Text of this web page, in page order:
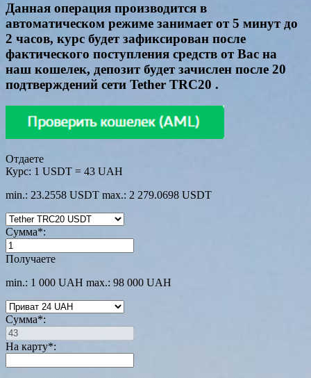
Данная операция производится в
автоматическом режиме занимает от 5 минут до
2 часов, курс будет зафиксирован после
фактического поступления средств от Вас на
наш кошелек, депозит будет зачислен после 20
подтверждений сети Tether TRC20 .
Отдаете
Курс: 1 USDT = 43 UAH
min.: 23.2558 USDT max.: 2 279.0698 USDT
Сумма*:
Получаете
min.: 1 000 UAH max.: 98 000 UAH
Сумма*:
На карту*: